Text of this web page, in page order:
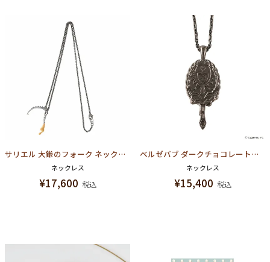
サリエル 大鎌のフォーク ネックレス【グランブルーファンタジー コラボ】
ネックレス
¥17,600 税込
ベルゼバブ ダークチョコレートミラー ネックレス【グランブルーファンタジー コラボ】
ネックレス
¥15,400 税込